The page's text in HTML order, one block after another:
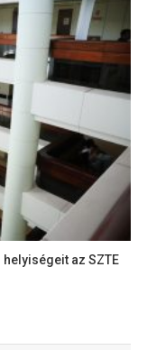
az SZTE